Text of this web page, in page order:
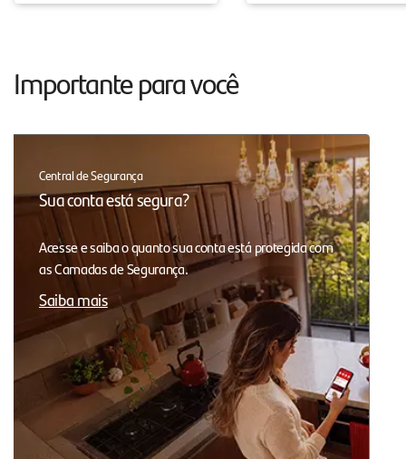
Importante para você
Central de Segurança
Sua conta está segura?
Acesse e saiba o quanto sua conta está protegida com
as Camadas de Segurança.
Saiba mais